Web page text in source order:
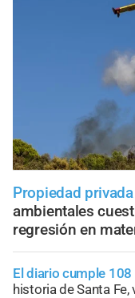
Propiedad
ambientales
regresión en
El diario cumple 108
historia de Santa